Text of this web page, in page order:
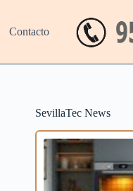
Contacto
SevillaTec News